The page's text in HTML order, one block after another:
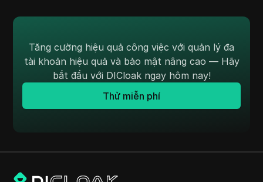
Tăng cường hiệu quả công việc với quản lý đa
tài khoản hiệu quả và bảo mật nâng cao — Hãy
bắt đầu với DICloak ngay hôm nay!
Thử miễn phí